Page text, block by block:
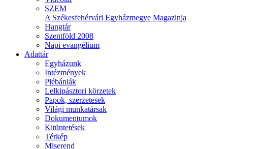
SZEM
A Székesfehérvári Egyházmegye Magazinja
Hangtár
Szentföld 2008
Napi evangélium
Adattár
Egyházunk
Intézmények
Plébániák
Lelkipásztori körzetek
Papok, szerzetesek
Világi munkatársak
Dokumentumok
Kitüntetések
Térkép
Miserend